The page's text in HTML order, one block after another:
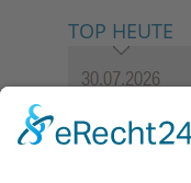
TOP HEUTE
30.07.2026
06.08.2026